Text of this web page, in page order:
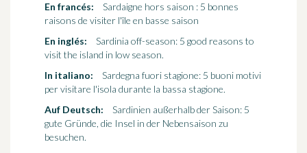
En francés:
Sardaigne hors saison : 5 bonnes
raisons de visiter l'île en basse saison
En inglés:
Sardinia off-season: 5 good reasons to
visit the island in low season.
In italiano:
Sardegna fuori stagione: 5 buoni motivi
per visitare l'isola durante la bassa stagione.
Auf Deutsch:
Sardinien außerhalb der Saison: 5
gute Gründe, die Insel in der Nebensaison zu
besuchen.